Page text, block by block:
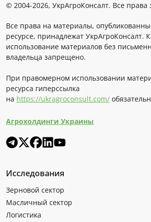
© 2004-2026, УкрАгроКонсалт. Все
Все права на материалы,
ресурсе, принадлежат УкрАгроКонсалт.
использование материалов без
владельца запрещено.
При правомерном использовании
ресурса гиперссылка
на https://ukragroconsult.com/
Агрохолдинги Украины
Исследования
Зерновой сектор
Масличный сектор
Логистика